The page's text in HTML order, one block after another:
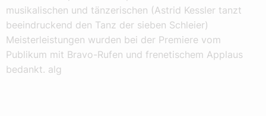
musikalischen und tänzerischen (Astrid Kessler tanzt
beeindruckend den Tanz der sieben Schleier)
Meisterleistungen wurden bei der Premiere vom
Publikum mit Bravo-Rufen und frenetischem Applaus
bedankt. alg